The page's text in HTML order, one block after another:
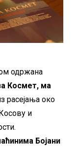
одржана
Космет, ма
расејања око
и
Бојани